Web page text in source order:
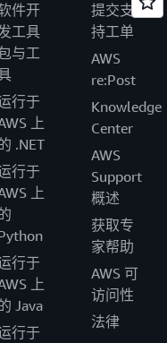
件开
工具
与工
行于
上
.NET
行于
上
行于
上
Java
行于
提交支
持工单
AWS
re:Post
Knowledge
Center
AWS
Support
概述
获取专
家帮助
AWS 可
访问性
法律